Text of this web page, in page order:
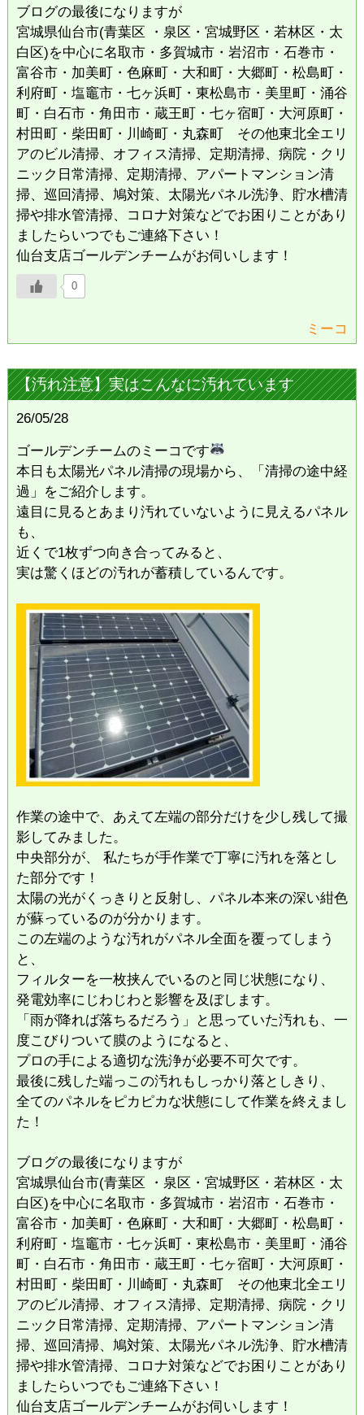
ブログの最後になりますが
宮城県仙台市(青葉区 ・泉区・宮城野区・若林区・太
白区)を中心に名取市・多賀城市・岩沼市・石巻市・
富谷市・加美町・色麻町・大和町・大郷町・松島町・
利府町・塩竈市・七ヶ浜町・東松島市・美里町・涌谷
町・白石市・角田市・蔵王町・七ヶ宿町・大河原町・
村田町・柴田町・川崎町・丸森町 その他東北全エリ
アのビル清掃、オフィス清掃、定期清掃、病院・クリ
ニック日常清掃、定期清掃、アパートマンション清
掃、巡回清掃、鳩対策、太陽光パネル洗浄、貯水槽清
掃や排水管清掃、コロナ対策などでお困りことがあり
ましたらいつでもご連絡下さい！
仙台支店ゴールデンチームがお伺いします！
0
ミーコ
【汚れ注意】実はこんなに汚れています
26/05/28
ゴールデンチームのミーコです
本日も太陽光パネル清掃の現場から、「清掃の途中経
過」をご紹介します。
​遠目に見るとあまり汚れていないように見えるパネル
も、
近くで1枚ずつ向き合ってみると、
実は驚くほどの汚れが蓄積しているんです。
​作業の途中で、あえて左端の部分だけを少し残して撮
影してみました。
中央部分が、 私たちが手作業で丁寧に汚れを落とし
た部分です！
太陽の光がくっきりと反射し、パネル本来の深い紺色
が蘇っているのが分かります。
この左端のような汚れがパネル全面を覆ってしまう
と、
フィルターを一枚挟んでいるのと同じ状態になり、
発電効率にじわじわと影響を及ぼします。
​「雨が降れば落ちるだろう」と思っていた汚れも、一
度こびりついて膜のようになると、
プロの手による適切な洗浄が必要不可欠です。
​最後に残した端っこの汚れもしっかり落としきり、
全てのパネルをピカピカな状態にして作業を終えまし
た！
ブログの最後になりますが
宮城県仙台市(青葉区 ・泉区・宮城野区・若林区・太
白区)を中心に名取市・多賀城市・岩沼市・石巻市・
富谷市・加美町・色麻町・大和町・大郷町・松島町・
利府町・塩竈市・七ヶ浜町・東松島市・美里町・涌谷
町・白石市・角田市・蔵王町・七ヶ宿町・大河原町・
村田町・柴田町・川崎町・丸森町 その他東北全エリ
アのビル清掃、オフィス清掃、定期清掃、病院・クリ
ニック日常清掃、定期清掃、アパートマンション清
掃、巡回清掃、鳩対策、太陽光パネル洗浄、貯水槽清
掃や排水管清掃、コロナ対策などでお困りことがあり
ましたらいつでもご連絡下さい！
仙台支店ゴールデンチームがお伺いします！